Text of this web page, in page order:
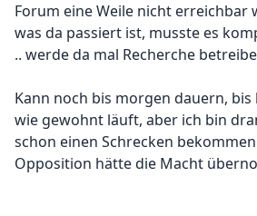
Forum eine Weile nicht erreichbar
was da passiert ist, musste es
.. werde da mal Recherche
Kann noch bis morgen dauern, bis
wie gewohnt läuft, aber ich bin
schon einen Schrecken
Opposition hätte die Macht